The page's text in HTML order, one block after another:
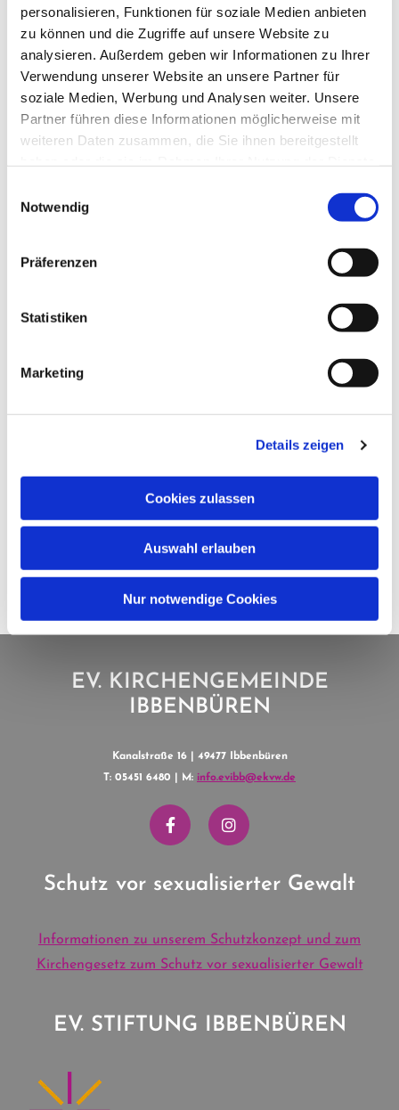
personalisieren, Funktionen für soziale Medien anbieten
zu können und die Zugriffe auf unsere Website zu
analysieren. Außerdem geben wir Informationen zu Ihrer
Verwendung unserer Website an unsere Partner für
soziale Medien, Werbung und Analysen weiter. Unsere
Partner führen diese Informationen möglicherweise mit
weiteren Daten zusammen, die Sie ihnen bereitgestellt
Notwendig
Präferenzen
Statistiken
Marketing
Details zeigen
Cookies zulassen
Auswahl erlauben
Nur notwendige Cookies
Dies könnte Sie auch
interessieren
EV. KIRCHENGEMEINDE
IBBENBÜREN
Kanalstraße 16 | 49477 Ibbenbüren
T: 05451 6480 | M: info.evibb@ekvw.de
Schutz vor sexualisierter Gewalt
Informationen zu unserem Schutzkonzept und zum
Kirchengesetz zum Schutz vor sexualisierter Gewalt
EV. STIFTUNG IBBENBÜREN